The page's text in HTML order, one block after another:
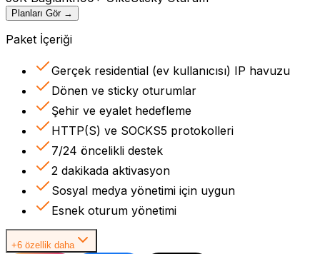
Planları Gör →
Paket İçeriği
Gerçek residential (ev kullanıcısı) IP havuzu
Dönen ve sticky oturumlar
Şehir ve eyalet hedefleme
HTTP(S) ve SOCKS5 protokolleri
7/24 öncelikli destek
2 dakikada aktivasyon
Sosyal medya yönetimi için uygun
Esnek oturum yönetimi
+6 özellik daha